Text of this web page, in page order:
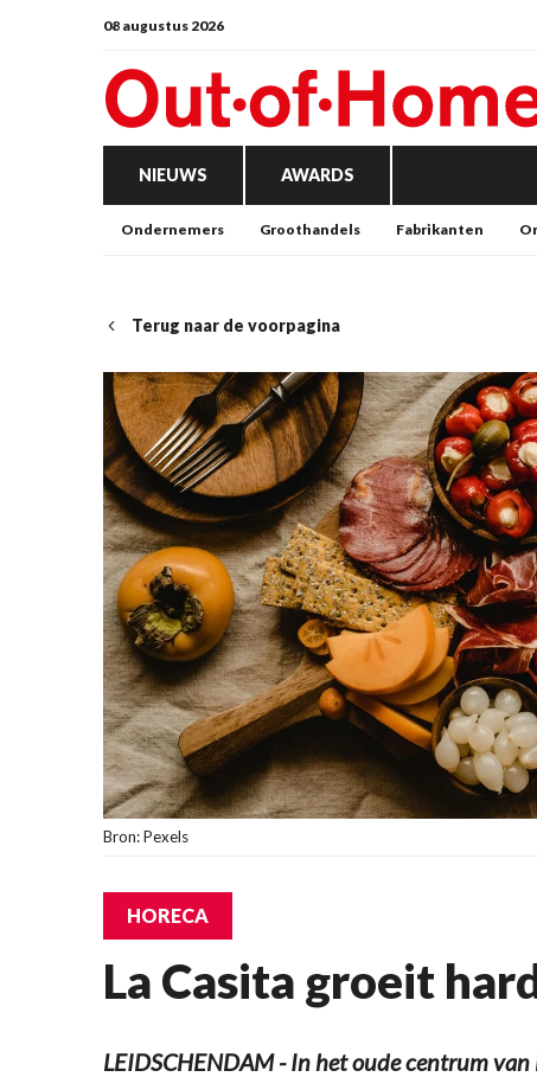
08 augustus 2026
NIEUWS AWARDS
Ondernemers Groothandels Fabrikanten
Terug naar de voorpagina
Bron: Pexels
HORECA
La Casita groeit
LEIDSCHENDAM - In het oude centrum